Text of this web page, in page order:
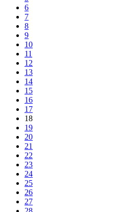
6
7
8
9
10
11
12
13
14
15
16
17
18
19
20
21
22
23
24
25
26
27